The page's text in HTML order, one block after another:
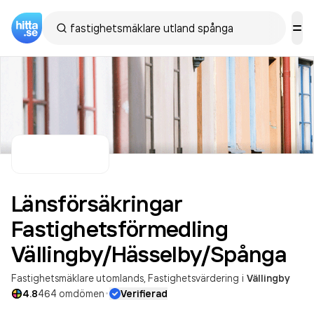
Länsförsäkringar
Fastighetsförmedling
Vällingby/Hässelby/Spånga
Fastighetsmäklare utomlands Fastighetsvärdering i Vällingby
4.8464 omdömen· Verifierad